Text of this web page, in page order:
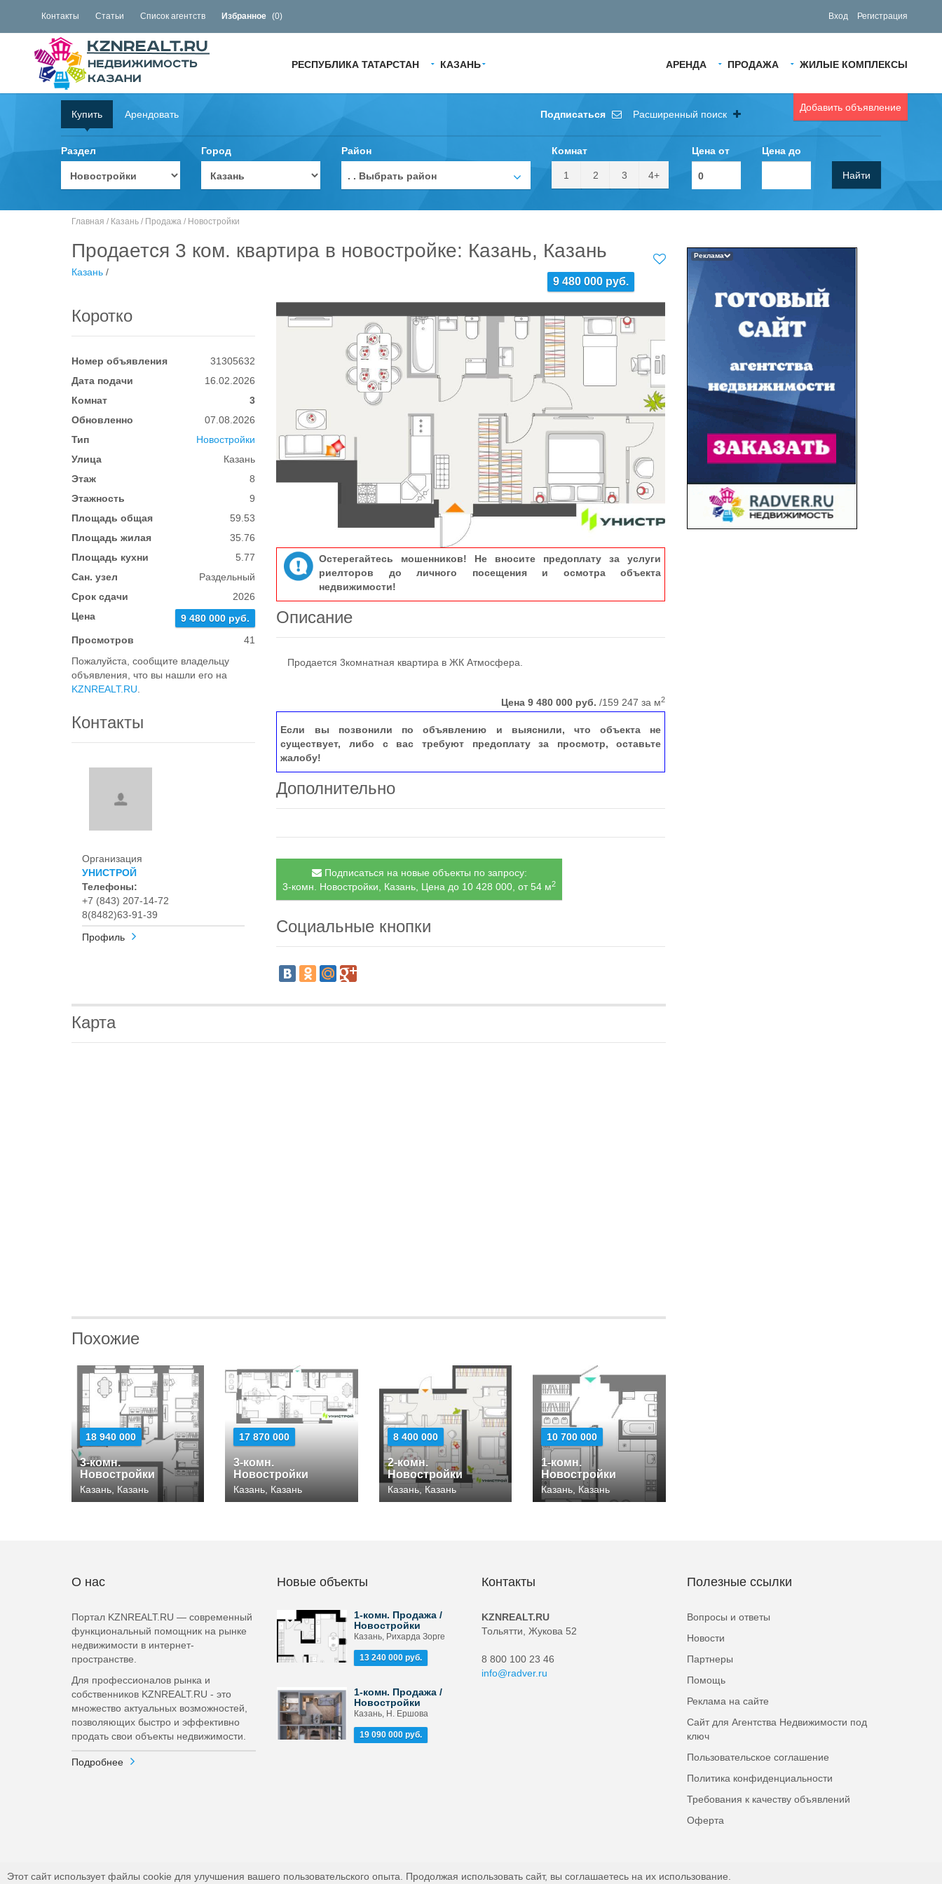
Контакты Статьи Список агентств Избранное (0) Вход Регистрация
АРЕНДА ПРОДАЖА ЖИЛЫЕ КОМПЛЕКСЫ
РЕСПУБЛИКА ТАТАРСТАН КАЗАНЬ
Добавить объявление
Купить Арендовать Подписаться Расширенный поиск
Раздел Город Район
. . Выбрать район
Комнат
1 2 3 4+
Цена от Цена до
Найти
Главная / Казань / Продажа / Новостройки
Продается 3 ком. квартира в новостройке: Казань, Казань
9 480 000 руб.
Казань /
Коротко
Номер объявления
31305632
Дата подачи
16.02.2026
Комнат
3
Обновленно
07.08.2026
Тип
Новостройки
Улица
Казань
Этаж
8
Этажность
9
Площадь общая
59.53
Площадь жилая
35.76
Площадь кухни
5.77
Сан. узел
Раздельный
Срок сдачи
2026
Цена
9 480 000 руб.
Просмотров
41
Пожалуйста, сообщите владельцу
объявления, что вы нашли его на
KZNREALT.RU
Контакты
Организация
УНИСТРОЙ
Телефоны:
+7 (843) 207-14-72
8(8482)63-91-39
Профиль
Остерегайтесь мошенников! Не вносите предоплату за услуги
риелторов до личного посещения и осмотра объекта
недвижимости!
Описание
Продается 3комнатная квартира в ЖК Атмосфера.
Цена9 480 000 руб. /159 247 за м2
Если вы позвонили по объявлению и выяснили, что объекта не
существует, либо с вас требуют предоплату за просмотр, оставьте
жалобу!
Дополнительно
Подписаться на новые объекты по запросу:
3-комн. Новостройки, Казань, Цена до 10 428 000, от 54 м2
Социальные кнопки
Карта
Похожие
18 940 000
3-комн.
Новостройки
Казань, Казань
17 870 000
3-комн.
Новостройки
Казань, Казань
8 400 000
2-комн.
Новостройки
Казань, Казань
10 700 000
1-комн.
Новостройки
Казань, Казань
Реклама
О нас
Портал KZNREALT.RU — современный
функциональный помощник на рынке
недвижимости в интернет-
пространстве.
Для профессионалов рынка и
собственников KZNREALT.RU - это
множество актуальных возможностей,
позволяющих быстро и эффективно
продать свои объекты недвижимости.
Подробнее
Новые объекты
1-комн. Продажа /
Новостройки
Казань, Рихарда Зорге
13 240 000 руб.
1-комн. Продажа /
Новостройки
Казань, Н. Ершова
19 090 000 руб.
Контакты
KZNREALT.RU
Тольятти, Жукова 52
8 800 100 23 46
info@radver.ru
Полезные ссылки
Вопросы и ответы
Новости
Партнеры
Помощь
Реклама на сайте
Сайт для Агентства Недвижимости под
ключ
Пользовательское соглашение
Политика конфиденциальности
Требования к качеству объявлений
Оферта
Этот сайт использует файлы cookie для улучшения вашего пользовательского опыта. Продолжая использовать сайт, вы соглашаетесь на их использование.